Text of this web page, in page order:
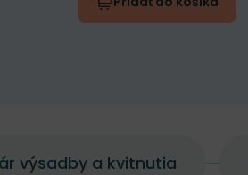
výsadby a kvitnutia